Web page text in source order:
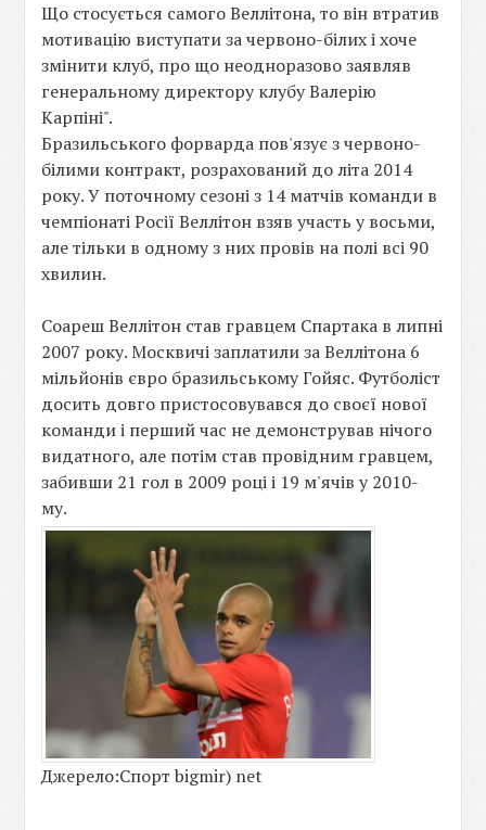
Що стосується самого Веллітона, то він втратив
мотивацію виступати за червоно-білих і хоче
змінити клуб, про що неодноразово заявляв
генеральному директору клубу Валерію
Карпіні".
Бразильського форварда пов'язує з червоно-
білими контракт, розрахований до літа 2014
року. У поточному сезоні з 14 матчів команди в
чемпіонаті Росії Веллітон взяв участь у восьми,
але тільки в одному з них провів на полі всі 90
хвилин.
Соареш Веллітон став гравцем Спартака в липні
2007 року. Москвичі заплатили за Веллітона 6
мільйонів євро бразильському Гойяс. Футболіст
досить довго пристосовувався до своєї нової
команди і перший час не демонстрував нічого
видатного, але потім став провідним гравцем,
забивши 21 гол в 2009 році і 19 м'ячів у 2010-
му.
Джерело:Спорт bigmir) net